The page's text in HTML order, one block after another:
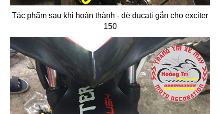
Tác phẩm sau khi hoàn thành - dè ducati gắn cho exciter
150